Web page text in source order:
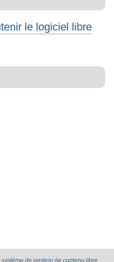
système de gestion de contenu libre